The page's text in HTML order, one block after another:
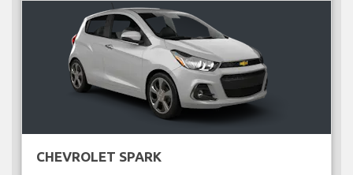
CHEVROLET SPARK